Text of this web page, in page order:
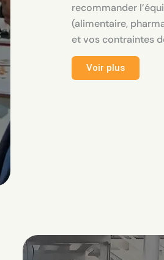
recommander
(alimentaire,
et vos contraintes
Voir plus